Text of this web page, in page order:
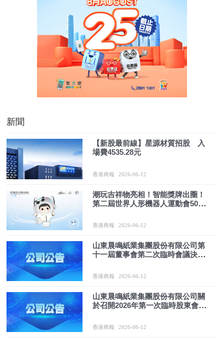
新聞
【新股最前線】星源材質招股 入
場費4535.28元
香港商報 2026-06-12
潮玩吉祥物亮相！智能獎牌出圈！
第二屆世界人形機器人運動會50項
香港商報 2026-06-12
山東晨鳴紙業集團股份有限公司第
十一屆董事會第二次臨時會議決議
香港商報 2026-06-12
山東晨鳴紙業集團股份有限公司關
於召開2026年第一次臨時股東會的
香港商報 2026-06-12